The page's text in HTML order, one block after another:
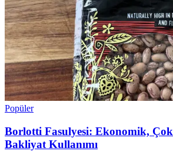
Popüler
Borlotti Fasulyesi: Ekonomik, Çok
Bakliyat Kullanımı